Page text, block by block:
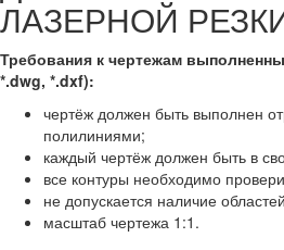
ЛАЗЕРНОЙ
Требования к чертежам
*.dwg, *.dxf):
чертёж должен быть выполнен
полилиниями;
каждый чертёж должен быть в
все контуры необходимо
не допускается наличие
масштаб чертежа 1:1.